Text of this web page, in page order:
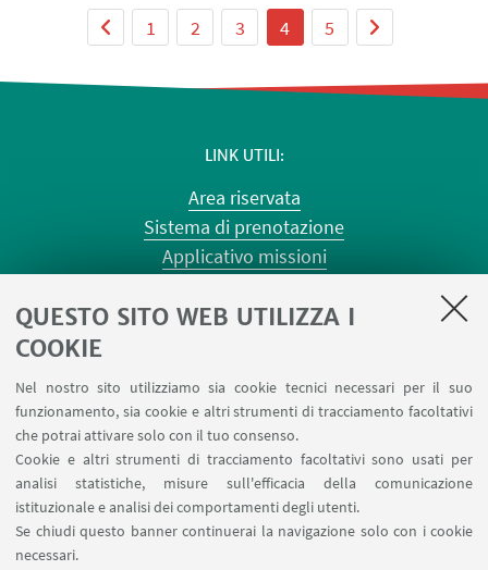
QUESTO SITO WEB UTILIZZA I
COOKIE
Nel nostro sito utilizziamo sia cookie tecnici necessari per il suo
funzionamento, sia cookie e altri strumenti di tracciamento facoltativi
che potrai attivare solo con il tuo consenso.
Cookie e altri strumenti di tracciamento facoltativi sono usati per
analisi statistiche, misure sull'efficacia della comunicazione
istituzionale e analisi dei comportamenti degli utenti.
Se chiudi questo banner continuerai la navigazione solo con i cookie
necessari.
1 2 3 4 5
LINK UTILI
Area riservata
Sistema di prenotazione
Applicativo missioni
Planner aule Terracini
Forms per sottomissione eventi/notizie
Carta dei servizi
SEGUI IL DIPARTIMENTO SU: